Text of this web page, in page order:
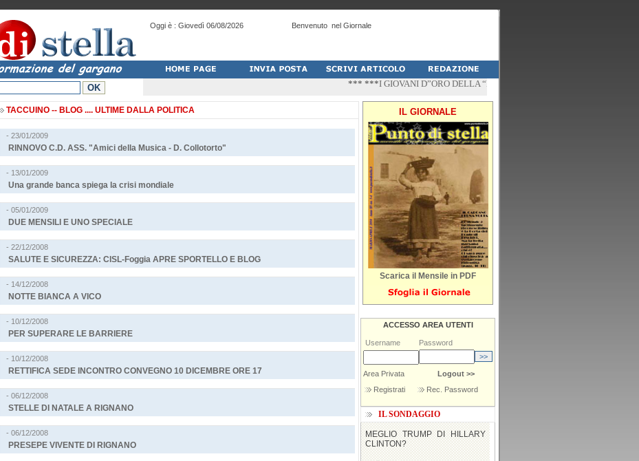
Oggi è : Giovedì 06/08/2026 Benvenuto nel Giornale
*** ***I GIOVANI D”ORO DELLA “PALESTRA-DO” DI PESCHICI
TACCUINO -- BLOG .... ULTIME DALLA POLITICA
- 23/01/2009
RINNOVO C.D. ASS. "Amici della Musica - D. Collotorto"
- 13/01/2009
Una grande banca spiega la crisi mondiale
- 05/01/2009
DUE MENSILI E UNO SPECIALE
- 22/12/2008
SALUTE E SICUREZZA: CISL-Foggia APRE SPORTELLO E BLOG
- 14/12/2008
NOTTE BIANCA A VICO
- 10/12/2008
PER SUPERARE LE BARRIERE
- 10/12/2008
RETTIFICA SEDE INCONTRO CONVEGNO 10 DICEMBRE ORE 17
- 06/12/2008
STELLE DI NATALE A RIGNANO
- 06/12/2008
PRESEPE VIVENTE DI RIGNANO
IL GIORNALE
Scarica il Mensile in PDF
ACCESSO AREA UTENTI
Username Password
Area Privata
Logout >>
Registrati
Rec. Password
IL SONDAGGIO